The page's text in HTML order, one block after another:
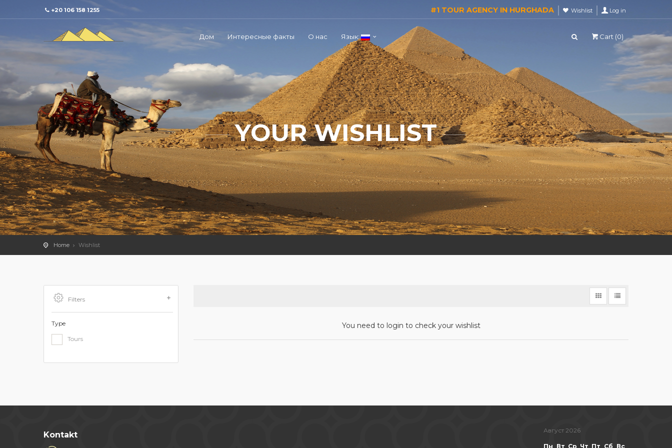
+20 106 158 1255 #1 TOUR AGENCY IN HURGHADA Wishlist Log in
Дом Интересные факты О нас Язык: Cart (0)
YOUR WISHLIST
Home Wishlist
Filters
Type
Tours
You need to login to check your wishlist
Kontakt Август 2026
Пн Вт Ср Чт Пт Сб Вс